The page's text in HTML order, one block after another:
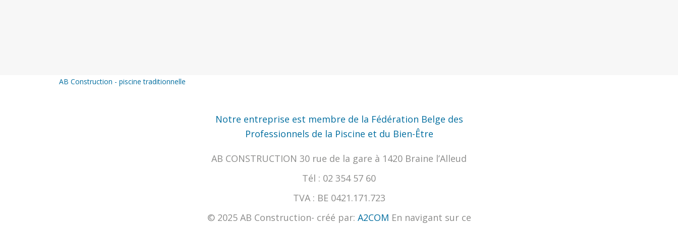
AB Construction - piscine traditionnelle
Notre entreprise est membre de la Fédération Belge des
Professionnels de la Piscine et du Bien-Être
AB CONSTRUCTION 30 rue de la gare à 1420 Braine l’Alleud
Tél : 02 354 57 60
TVA : BE 0421.171.723
© 2025 AB Construction- créé par: A2COM En navigant sur ce